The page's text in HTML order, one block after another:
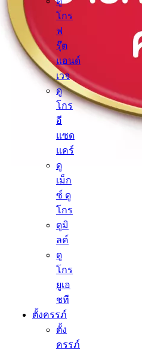
โกร
ฟ
รุ๊ต
แอนด์
เวจ
ดู
โกร
อี
แซด
แคร์
ดู
เม็ก
ซ์ ดู
โกร
ดูมิ
ลค์
ดู
โกร
ยูเอ
ชที
ตั้งครรภ์​
ตั้ง
ครรภ์​